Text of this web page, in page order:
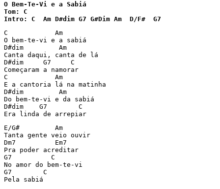
O Bem-Te-Vi e a Sabiá
Tom: C
Intro: C  Am D#dim G7 G#Dim Am  D/F#  G7
C            Am
O bem-te-vi e a sabiá
D#dim         Am
Canta daqui, canta de lá
D#dim     G7     C
Começaram a namorar
C            Am
E a cantoria lá na matinha
D#dim         Am
Do bem-te-vi e da sabiá
D#dim    G7        C
Era linda de arrepiar
E/G#         Am
Tanta gente veio ouvir
Dm7          Em7
Pra poder acreditar
G7          C
No amor do bem-te-vi
G7        C
Pela sabiá